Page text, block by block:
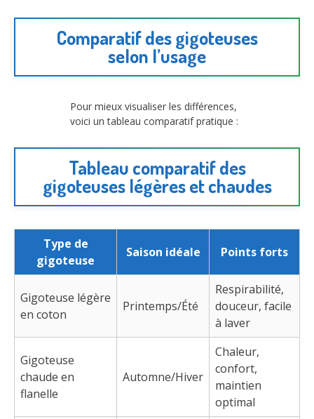
Comparatif des gigoteuses
selon l’usage
Pour mieux visualiser les différences,
voici un tableau comparatif pratique :
Tableau comparatif des
gigoteuses légères et chaudes
Type de
gigoteuse
Saison idéale Points forts
Gigoteuse légère
en coton
Printemps/Été
Respirabilité,
douceur, facile
à laver
Gigoteuse
chaude en
flanelle
Automne/Hiver
Chaleur,
confort,
maintien
optimal